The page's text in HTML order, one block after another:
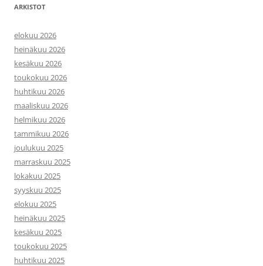
ARKISTOT
elokuu 2026
heinäkuu 2026
kesäkuu 2026
toukokuu 2026
huhtikuu 2026
maaliskuu 2026
helmikuu 2026
tammikuu 2026
joulukuu 2025
marraskuu 2025
lokakuu 2025
syyskuu 2025
elokuu 2025
heinäkuu 2025
kesäkuu 2025
toukokuu 2025
huhtikuu 2025